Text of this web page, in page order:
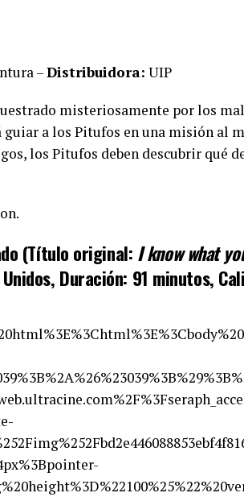
–Distribuidora: UIP
misteriosamente por los
a los Pitufos en una misión al
los Pitufos deben descubrir qué
(Título original: I know what
Duración: 91 minutos,